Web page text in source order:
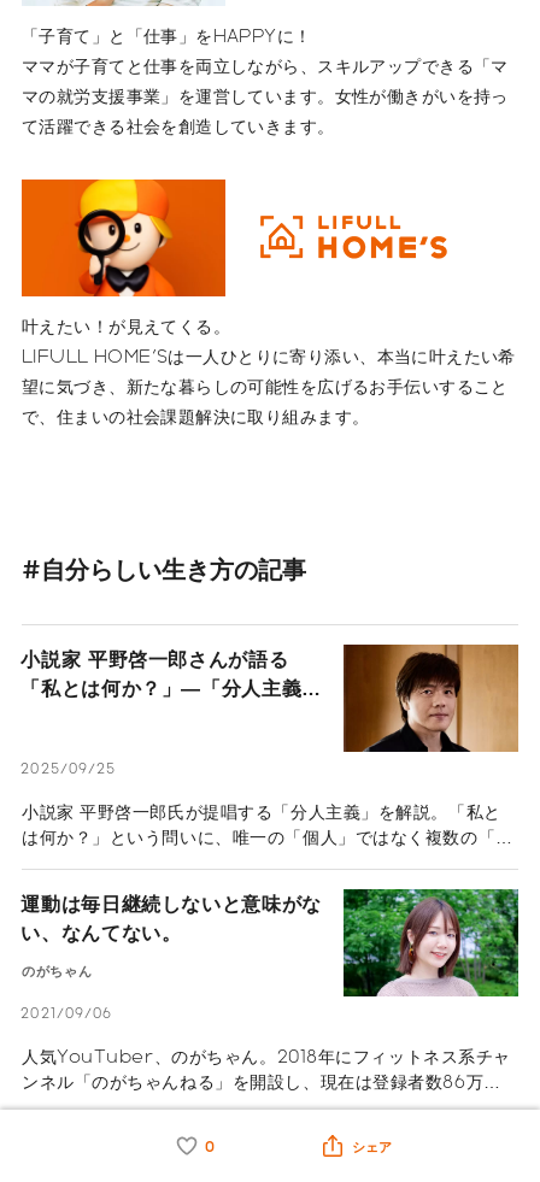
「子育て」と「仕事」をHAPPYに！
ママが子育てと仕事を両立しながら、スキルアップできる「マ
マの就労支援事業」を運営しています。女性が働きがいを持っ
て活躍できる社会を創造していきます。
叶えたい！が見えてくる。
LIFULL HOME'Sは一人ひとりに寄り添い、本当に叶えたい希
望に気づき、新たな暮らしの可能性を広げるお手伝いすること
で、住まいの社会課題解決に取り組みます。
0 シェア
#自分らしい生き方の記事
小説家 平野啓一郎さんが語る
「私とは何か？」―「分人主義」
2025/09/25
小説家 平野啓一郎氏が提唱する「分人主義」を解説。「私と
は何か？」という問いに、唯一の「個人」ではなく複数の「分
の悩みを解決に導く、現代人のための新しい思想を紹介しま
す。
運動は毎日継続しないと意味がな
い、なんてない。
のがちゃん
2021/09/06
人気YouTuber、のがちゃん。2018年にフィットネス系チャ
ンネル「のがちゃんねる」を開設し、現在は登録者数86万人
を超えている。もともとはデザイナーとして活動しており、フ
ィットネスやスポーツに縁があったわけではない。そんな彼女
の原点は、中学や高校時代のダイエット。食べないダイエット
コミュ障は克服しなきゃ、なんて